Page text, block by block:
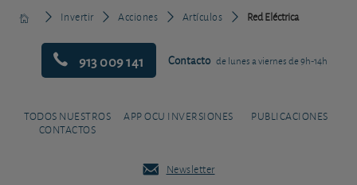
Invertir Acciones Artículos Red Eléctrica
913 009 141 Contacto de lunes a viernes de 9h-14h
TODOS NUESTROS
CONTACTOS
APP OCU INVERSIONES PUBLICACIONES
Newsletter